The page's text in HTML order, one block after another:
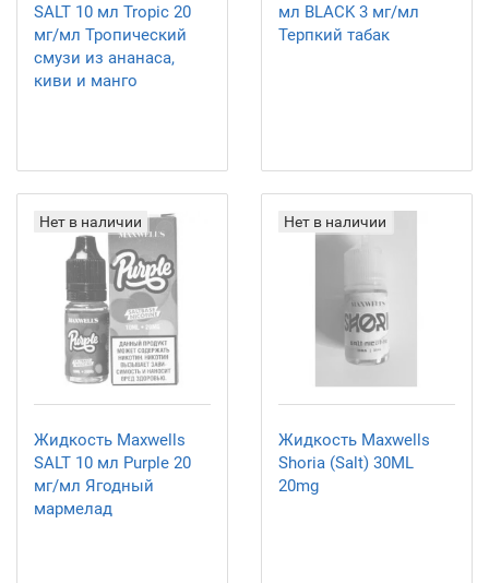
SALT 10 мл Tropic 20
мг/мл Тропический
смузи из ананаса,
киви и манго
мл BLACK 3 мг/мл
Терпкий табак
Нет в наличии
Жидкость Maxwells
SALT 10 мл Purple 20
мг/мл Ягодный
мармелад
Нет в наличии
Жидкость Maxwells
Shoria (Salt) 30ML
20mg